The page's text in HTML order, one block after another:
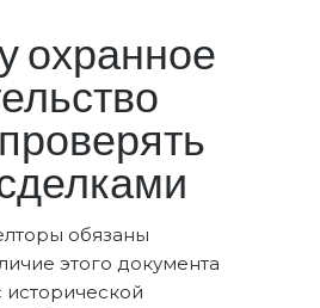
охранное
обязаны
этого документа
исторической